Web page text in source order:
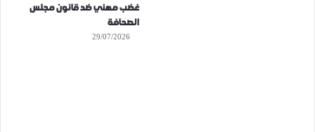
غضب مهني ضد قانون مجلس
الصحافة
29/07/2026